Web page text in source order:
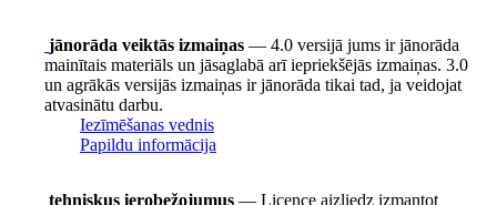
jānorāda veiktās izmaiņas — 4.0 versijā jums ir jānorāda
mainītais materiāls un jāsaglabā arī iepriekšējās izmaiņas. 3.0
un agrākās versijās izmaiņas ir jānorāda tikai tad, ja veidojat
atvasinātu darbu.
Iezīmēšanas vednis
Papildu informācija
tehniskus ierobežojumus — Licence aizliedz izmantot